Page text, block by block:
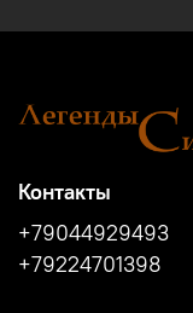
Контакты
+79044929493
+79224701398